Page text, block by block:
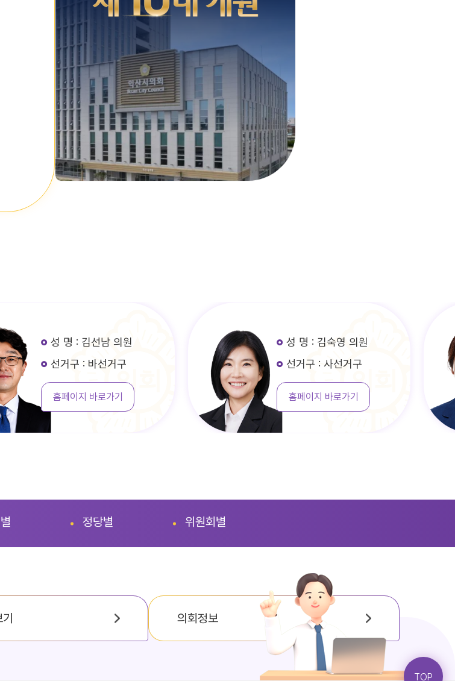
: 김선남 의원
: 바선거구
지 바로가기
성 명 : 김숙영 의원
선거구 : 사선거구
홈페이지 바로가기
정당별 위원회별
의회정보
TOP